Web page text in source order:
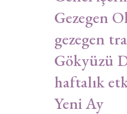
Gezegen
gezegen
Gökyüzü
haftalık
Yeni Ay